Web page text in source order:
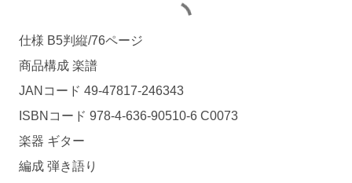
仕様 B5判縦/76ページ
商品構成 楽譜
JANコード 49-47817-246343
ISBNコード 978-4-636-90510-6 C0073
楽器 ギター
編成 弾き語り